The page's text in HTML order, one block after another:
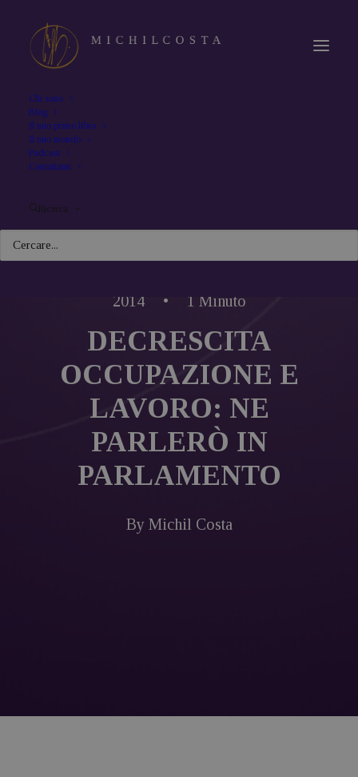
Chi sono
Blog
Il mio primo libro
Il mio mondo
Podcast
Contattami
Ricerca
2014
• 1 Minuto
DECRESCITA
OCCUPAZIONE E
LAVORO: NE
PARLERÒ IN
PARLAMENTO
By Michil Costa